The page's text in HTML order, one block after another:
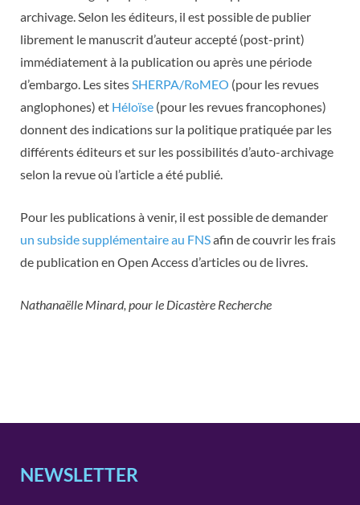
archivage. Selon les éditeurs, il est possible de publier
librement le manuscrit d’auteur accepté (post-print)
immédiatement à la publication ou après une période
d’embargo. Les sitesSHERPA/RoMEO (pour les revues
anglophones) et Héloïse (pour les revues francophones)
donnent des indications sur la politique pratiquée par les
différents éditeurs et sur les possibilités d’auto-archivage
selon la revue où l’article a été publié.
Pour les publications à venir, il est possible de demander
un subside supplémentaire au FNSafin de couvrir les frais
de publication en Open Access d’articles ou de livres.
Nathanaëlle Minard, pour le Dicastère Recherche
NEWSLETTER